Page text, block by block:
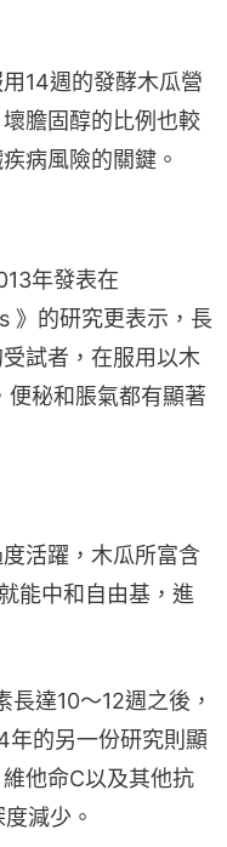
14週的發酵木瓜營
膽固醇的比例也較
病風險的關鍵。
年發表在
》的研究更表示，長
試者，在服用以木
秘和脹氣都有顯著
活躍，木瓜所富含
能中和自由基，進
達10～12週之後，
年的另一份研究則顯
他命C以及其他抗
減少。